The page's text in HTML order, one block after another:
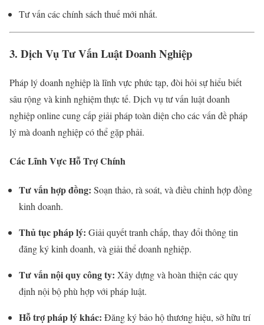
Tư vấn các chính sách thuế mới nhất.
3. Dịch Vụ Tư Vấn Luật Doanh Nghiệp
Pháp lý doanh nghiệp là lĩnh vực phức tạp, đòi hỏi sự hiểu biết
sâu rộng và kinh nghiệm thực tế. Dịch vụ tư vấn luật doanh
nghiệp online cung cấp giải pháp toàn diện cho các vấn đề pháp
lý mà doanh nghiệp có thể gặp phải.
Các Lĩnh Vực Hỗ Trợ Chính
Tư vấn hợp đồng: Soạn thảo, rà soát, và điều chỉnh hợp đồng
kinh doanh.
Thủ tục pháp lý: Giải quyết tranh chấp, thay đổi thông tin
đăng ký kinh doanh, và giải thể doanh nghiệp.
Tư vấn nội quy công ty: Xây dựng và hoàn thiện các quy
định nội bộ phù hợp với pháp luật.
Hỗ trợ pháp lý khác: Đăng ký bảo hộ thương hiệu, sở hữu trí